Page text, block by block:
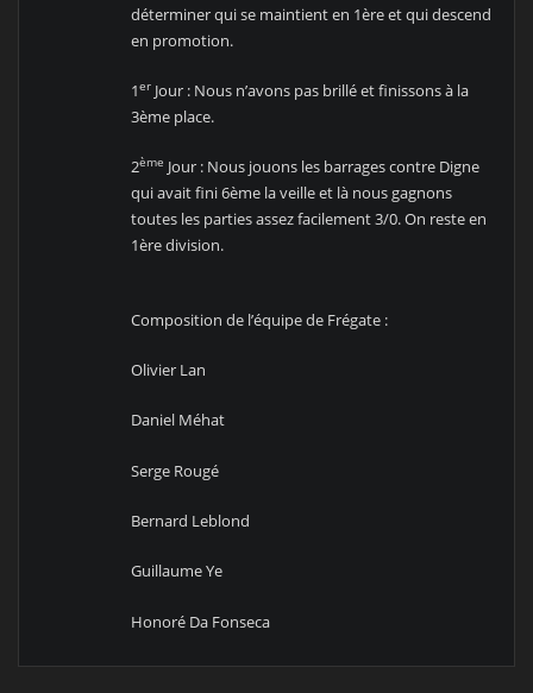
déterminer qui se maintient en 1ère et qui descend
en promotion.
1er Jour : Nous n’avons pas brillé et finissons à la
3ème place.
2ème Jour : Nous jouons les barrages contre Digne
qui avait fini 6ème la veille et là nous gagnons
toutes les parties assez facilement 3/0. On reste en
1ère division.
Composition de l’équipe de Frégate :
Olivier Lan
Daniel Méhat
Serge Rougé
Bernard Leblond
Guillaume Ye
Honoré Da Fonseca